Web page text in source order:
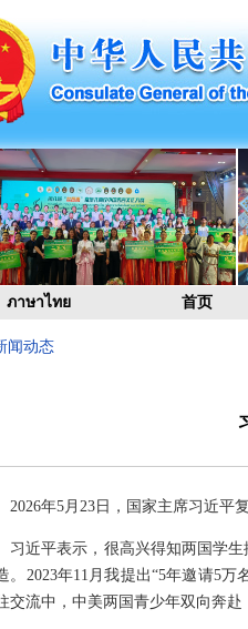
ภาษาไทย 首页
闻动态
2026年5月23日，国家主席习近平
习近平表示，很高兴得知两国学
。2023年11月我提出“5年邀请5
交流中，中美两国青少年双向奔